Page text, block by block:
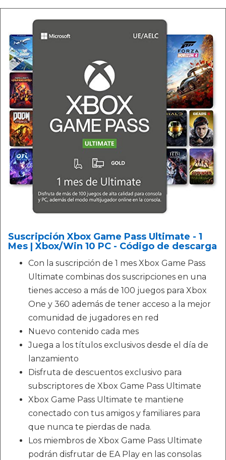
Suscripción Xbox Game Pass Ultimate - 1
Mes | Xbox/Win 10 PC - Código de descarga
Con la suscripción de 1 mes Xbox Game Pass
Ultimate combinas dos suscripciones en una
tienes acceso a más de 100 juegos para Xbox
One y 360 además de tener acceso a la mejor
comunidad de jugadores en red
Nuevo contenido cada mes
Juega a los títulos exclusivos desde el día de
lanzamiento
Disfruta de descuentos exclusivo para
subscriptores de Xbox Game Pass Ultimate
Xbox Game Pass Ultimate te mantiene
conectado con tus amigos y familiares para
que nunca te pierdas de nada.
Los miembros de Xbox Game Pass Ultimate
podrán disfrutar de EA Play en las consolas